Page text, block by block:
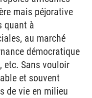
mais péjorative
quant à
au marché
démocratique
etc. Sans vouloir
et souvent
de vie en milieu